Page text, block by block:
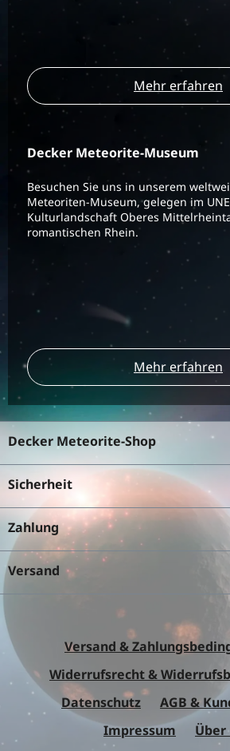
Mehr erfahren
Decker Meteorite-Museum
Besuchen Sie uns in unserem
Meteoriten-Museum, gelegen im
Kulturlandschaft Oberes
romantischen Rhein.
Mehr erfahren
Decker Meteorite-Shop
Sicherheit
Zahlung
Versand
Versand &
Widerrufsrecht &
Datenschutz
AGB &
Impressum
Über